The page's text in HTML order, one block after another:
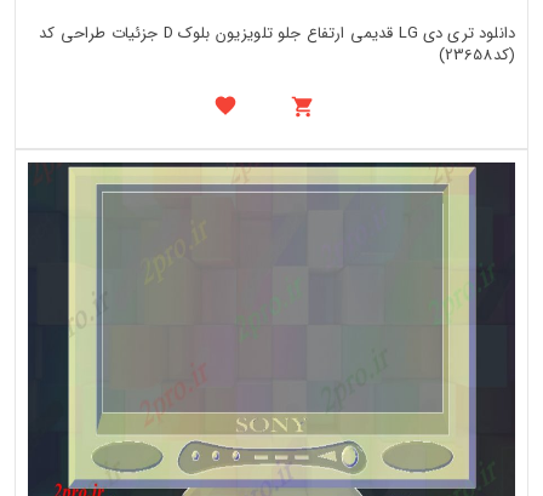
دانلود تری دی LG قدیمی ارتفاع جلو تلویزیون بلوک D جزئیات طراحی کد
(کد23658)